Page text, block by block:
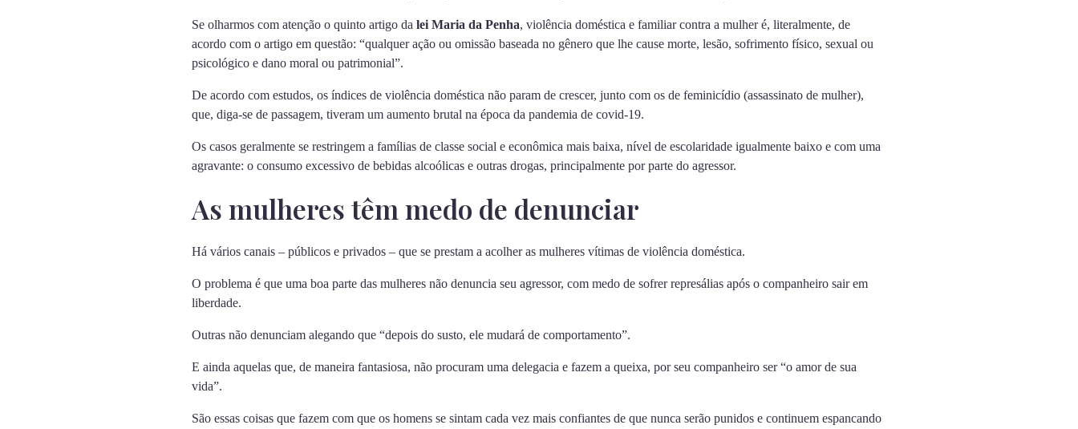
Se olharmos com atenção o quinto artigo da lei Maria da Penha, violência doméstica e familiar contra a mulher é, literalmente, de
acordo com o artigo em questão: “qualquer ação ou omissão baseada no gênero que lhe cause morte, lesão, sofrimento físico, sexual ou
psicológico e dano moral ou patrimonial”.
De acordo com estudos, os índices de violência doméstica não param de crescer, junto com os de feminicídio (assassinato de mulher),
que, diga-se de passagem, tiveram um aumento brutal na época da pandemia de covid-19.
Os casos geralmente se restringem a famílias de classe social e econômica mais baixa, nível de escolaridade igualmente baixo e com uma
agravante: o consumo excessivo de bebidas alcoólicas e outras drogas, principalmente por parte do agressor.
As mulheres têm medo de denunciar
Há vários canais – públicos e privados – que se prestam a acolher as mulheres vítimas de violência doméstica.
O problema é que uma boa parte das mulheres não denuncia seu agressor, com medo de sofrer represálias após o companheiro sair em
liberdade.
Outras não denunciam alegando que “depois do susto, ele mudará de comportamento”.
E ainda aquelas que, de maneira fantasiosa, não procuram uma delegacia e fazem a queixa, por seu companheiro ser “o amor de sua
vida”.
São essas coisas que fazem com que os homens se sintam cada vez mais confiantes de que nunca serão punidos e continuem espancando